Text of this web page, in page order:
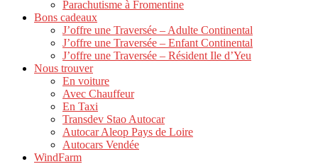
Parachutisme à Fromentine
Bons cadeaux
J’offre une Traversée – Adulte Continental
J’offre une Traversée – Enfant Continental
J’offre une Traversée – Résident Ile d’Yeu
Nous trouver
En voiture
Avec Chauffeur
En Taxi
Transdev Stao Autocar
Autocar Aleop Pays de Loire
Autocars Vendée
WindFarm